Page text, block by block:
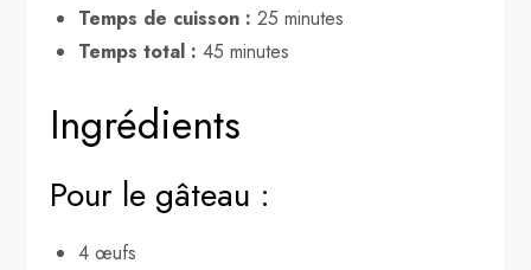
Temps de cuisson : 25 minutes
Temps total : 45 minutes
Ingrédients
Pour le gâteau :
4 œufs